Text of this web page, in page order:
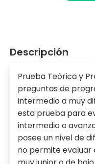
Descripción
Prueba Teórica y
preguntas de
intermedio a muy
esta prueba para
intermedio o
posee un nivel de
no permite